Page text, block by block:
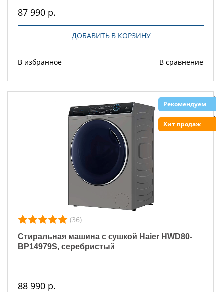
87 990 р.
ДОБАВИТЬ В КОРЗИНУ
В избранное В сравнение
Рекомендуем
Хит продаж
(36)
Стиральная машина с сушкой Haier HWD80-
BP14979S, серебристый
88 990 р.